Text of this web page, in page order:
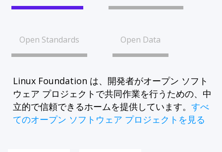
Open Standards Open Data
Linux Foundation は、開発者がオープン ソフト
ウェア プロジェクトで共同作業を行うための、中
立的で信頼できるホームを提供しています。 すべ
てのオープン ソフトウェア プロジェクトを見る